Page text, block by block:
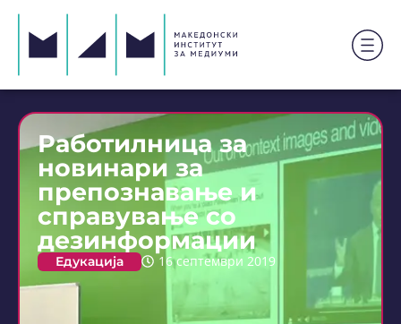
Работилница за
новинари за
препознавање и
справување со
дезинформации
Едукација 16 септември 2019